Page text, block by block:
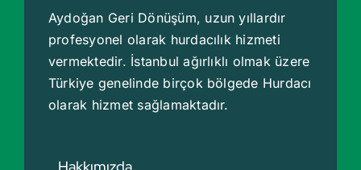
Aydoğan Geri Dönüşüm, uzun yıllardır
profesyonel olarak hurdacılık hizmeti
vermektedir. İstanbul ağırlıklı olmak üzere
Türkiye genelinde birçok bölgede Hurdacı
olarak hizmet sağlamaktadır.
Hakkımızda